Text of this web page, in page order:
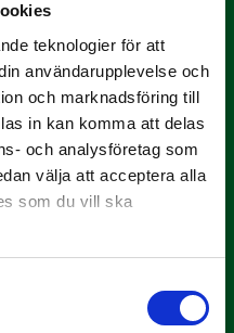
teknologier för att
användarupplevelse och
och marknadsföring till
in kan komma att delas
och analysföretag som
välja att acceptera alla
som du vill ska
i juni